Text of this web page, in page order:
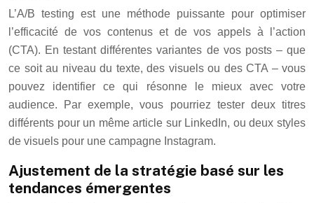
L’A/B testing est une méthode puissante pour optimiser
l’efficacité de vos contenus et de vos appels à l’action
(CTA). En testant différentes variantes de vos posts – que
ce soit au niveau du texte, des visuels ou des CTA – vous
pouvez identifier ce qui résonne le mieux avec votre
audience. Par exemple, vous pourriez tester deux titres
différents pour un même article sur LinkedIn, ou deux styles
de visuels pour une campagne Instagram.
Ajustement de la stratégie basé sur les
tendances émergentes